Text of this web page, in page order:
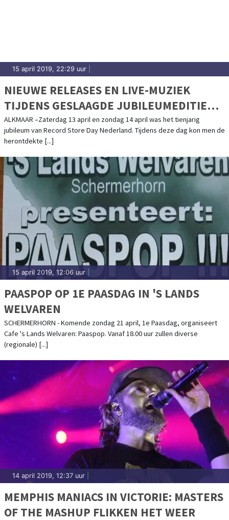
15 april 2019, 22:29 uur
NIEUWE RELEASES EN LIVE-MUZIEK
TIJDENS GESLAAGDE JUBILEUMEDITIE
RECORD STORE DAY
ALKMAAR –Zaterdag 13 april en zondag 14 april was het tienjarig
jubileum van Record Store Day Nederland. Tijdens deze dag kon men de
herontdekte [...]
15 april 2019, 12:06 uur
PAASPOP OP 1E PAASDAG IN 'S LANDS
WELVAREN
SCHERMERHORN - Komende zondag 21 april, 1e Paasdag, organiseert
Cafe 's Lands Welvaren: Paaspop. Vanaf 18.00 uur zullen diverse
(regionale) [...]
14 april 2019, 12:37 uur
MEMPHIS MANIACS IN VICTORIE: MASTERS
OF THE MASHUP FLIKKEN HET WEER